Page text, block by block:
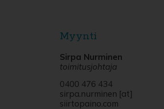
Myynti
Sirpa Nurminen
toimitusjohtaja
0400 476 434
sirpa.nurminen [at]
siirtopaino.com